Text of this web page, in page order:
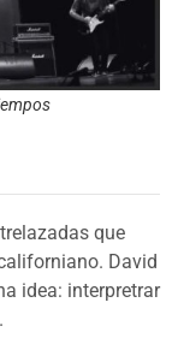
que
David
idea: interpretrar